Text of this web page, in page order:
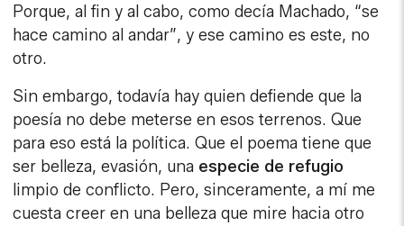
Porque, al fin y al cabo, como decía Machado, “se
hace camino al andar”, y ese camino es este, no
otro.
Sin embargo, todavía hay quien defiende que la
poesía no debe meterse en esos terrenos. Que
para eso está la política. Que el poema tiene que
ser belleza, evasión, una especie de refugio
limpio de conflicto. Pero, sinceramente, a mí me
cuesta creer en una belleza que mire hacia otro